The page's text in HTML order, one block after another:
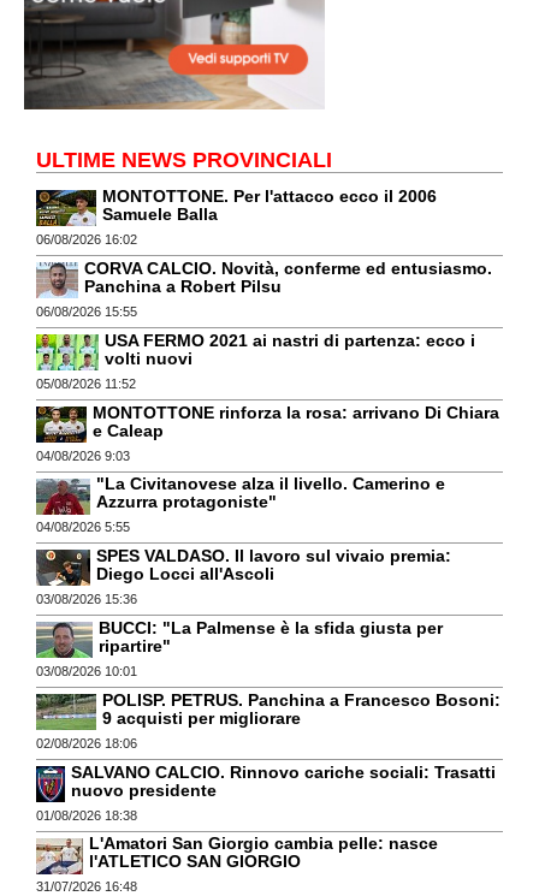
ULTIME NEWS PROVINCIALI
MONTOTTONE. Per l'attacco ecco il 2006
Samuele Balla
06/08/2026 16:02
CORVA CALCIO. Novità, conferme ed entusiasmo.
Panchina a Robert Pilsu
06/08/2026 15:55
USA FERMO 2021 ai nastri di partenza: ecco i
volti nuovi
05/08/2026 11:52
MONTOTTONE rinforza la rosa: arrivano Di Chiara
e Caleap
04/08/2026 9:03
"La Civitanovese alza il livello. Camerino e
Azzurra protagoniste"
04/08/2026 5:55
SPES VALDASO. Il lavoro sul vivaio premia:
Diego Locci all'Ascoli
03/08/2026 15:36
BUCCI: "La Palmense è la sfida giusta per
ripartire"
03/08/2026 10:01
POLISP. PETRUS. Panchina a Francesco Bosoni:
9 acquisti per migliorare
02/08/2026 18:06
SALVANO CALCIO. Rinnovo cariche sociali: Trasatti
nuovo presidente
01/08/2026 18:38
L'Amatori San Giorgio cambia pelle: nasce
l'ATLETICO SAN GIORGIO
31/07/2026 16:48